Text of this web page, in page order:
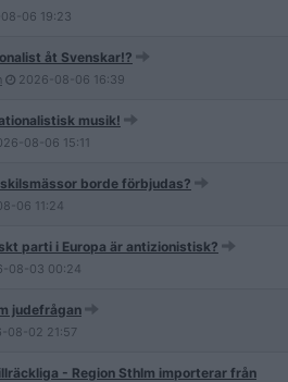
06 19:23
åt Svenskar!?
2026-08-06 16:39
musik!
08-06 15:11
borde förbjudas?
06 11:24
parti i Europa är antizionistisk?
08-03 00:24
judefrågan
08-02 21:57
- Region Sthlm importerar från